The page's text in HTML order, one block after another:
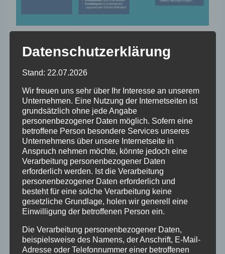
Hinweis zu den Corona
Schnelltests in Kleinostheim
(Stand 8.3.):
Datenschutzerklärung
Stand: 22.07.2026
Wir freuen uns sehr über Ihr Interesse an unserem
Unternehmen. Eine Nutzung der Internetseiten ist
grundsätzlich ohne jede Angabe
personenbezogener Daten möglich. Sofern eine
betroffene Person besondere Services unseres
Unternehmens über unsere Internetseite in
Anspruch nehmen möchte, könnte jedoch eine
Verarbeitung personenbezogener Daten
erforderlich werden. Ist die Verarbeitung
personenbezogener Daten erforderlich und
besteht für eine solche Verarbeitung keine
gesetzliche Grundlage, holen wir generell eine
Einwilligung der betroffenen Person ein.
Die Verarbeitung personenbezogener Daten,
beispielsweise des Namens, der Anschrift, E-Mail-
Adresse oder Telefonnummer einer betroffenen